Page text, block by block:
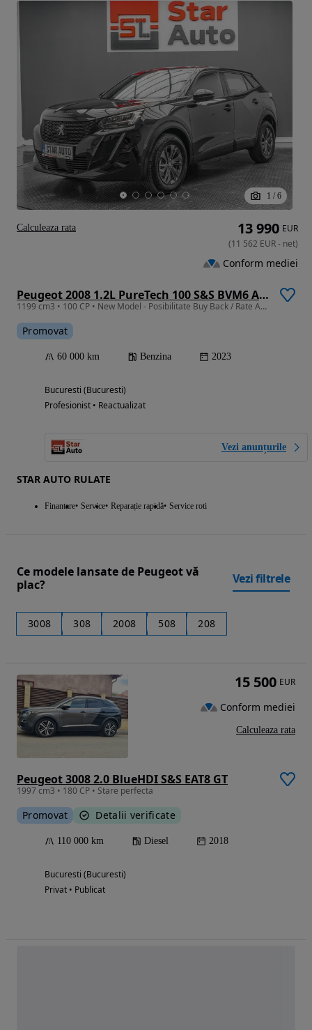
1 / 6
Peugeot 2008 1.2L PureTech 100 S&S BVM6 Allure
1199 cm3 • 100 CP • New Model - Posibilitate Buy Back / Rate Avans 0% / Garantie 36 Luni
Promovat
60 000 km Benzina 2023
Bucuresti (Bucuresti)
Profesionist • Reactualizat
Vezi anunțurile
STAR AUTO RULATE
Finantare Service Reparație rapidă Service roti
13 990 EUR
(11 562 EUR- net)
Conform mediei
Calculeaza rata
Ce modele lansate de Peugeot vă
plac?
Vezi filtrele
3008 308 2008 508 208
Peugeot 3008 2.0 BlueHDI S&S EAT8 GT
1997 cm3 • 180 CP • Stare perfecta
Promovat Detalii verificate
110 000 km Diesel 2018
Bucuresti (Bucuresti)
Privat • Publicat
15 500 EUR
Conform mediei
Calculeaza rata